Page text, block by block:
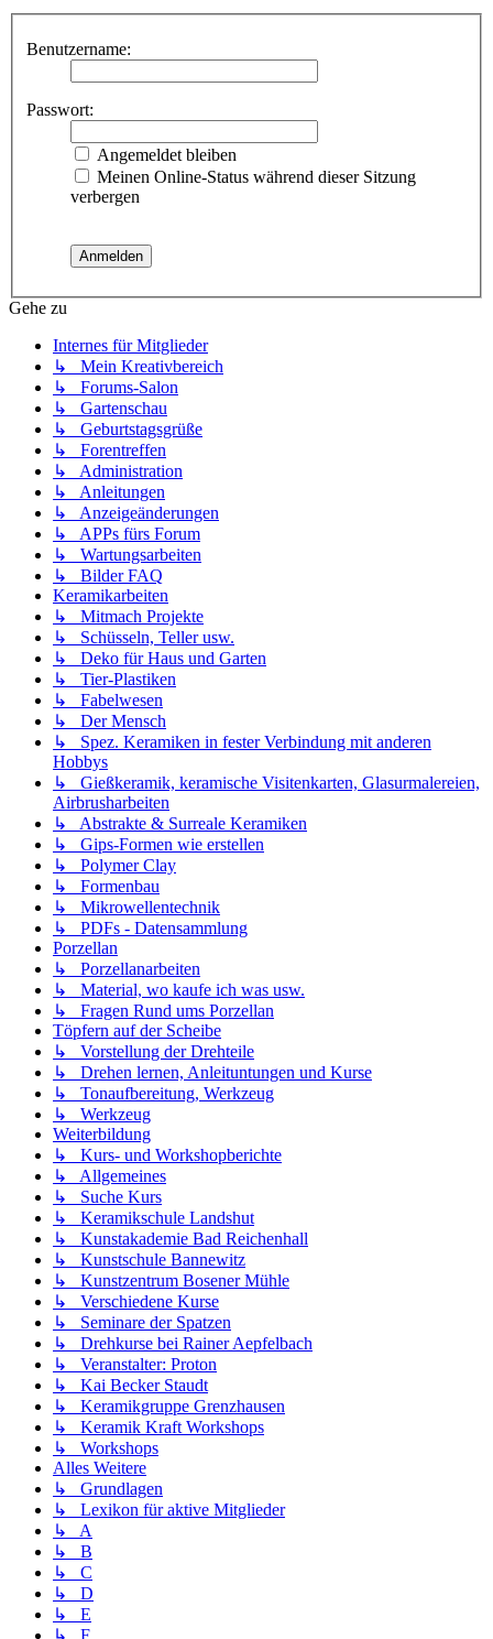
Benutzername:
Passwort:
Angemeldet bleiben
Meinen Online-Status während dieser Sitzung
verbergen
Gehe zu
Internes für Mitglieder
↳ Mein Kreativbereich
↳ Forums-Salon
↳ Gartenschau
↳ Geburtstagsgrüße
↳ Forentreffen
↳ Administration
↳ Anleitungen
↳ Anzeigeänderungen
↳ APPs fürs Forum
↳ Wartungsarbeiten
↳ Bilder FAQ
Keramikarbeiten
↳ Mitmach Projekte
↳ Schüsseln, Teller usw.
↳ Deko für Haus und Garten
↳ Tier-Plastiken
↳ Fabelwesen
↳ Der Mensch
↳ Spez. Keramiken in fester Verbindung mit anderen
Hobbys
↳ Gießkeramik, keramische Visitenkarten, Glasurmalereien,
Airbrusharbeiten
↳ Abstrakte & Surreale Keramiken
↳ Gips-Formen wie erstellen
↳ Polymer Clay
↳ Formenbau
↳ Mikrowellentechnik
↳ PDFs - Datensammlung
Porzellan
↳ Porzellanarbeiten
↳ Material, wo kaufe ich was usw.
↳ Fragen Rund ums Porzellan
Töpfern auf der Scheibe
↳ Vorstellung der Drehteile
↳ Drehen lernen, Anleituntungen und Kurse
↳ Tonaufbereitung, Werkzeug
↳ Werkzeug
Weiterbildung
↳ Kurs- und Workshopberichte
↳ Allgemeines
↳ Suche Kurs
↳ Keramikschule Landshut
↳ Kunstakademie Bad Reichenhall
↳ Kunstschule Bannewitz
↳ Kunstzentrum Bosener Mühle
↳ Verschiedene Kurse
↳ Seminare der Spatzen
↳ Drehkurse bei Rainer Aepfelbach
↳ Veranstalter: Proton
↳ Kai Becker Staudt
↳ Keramikgruppe Grenzhausen
↳ Keramik Kraft Workshops
↳ Workshops
Alles Weitere
↳ Grundlagen
↳ Lexikon für aktive Mitglieder
↳ A
↳ B
↳ C
↳ D
↳ E
↳ F